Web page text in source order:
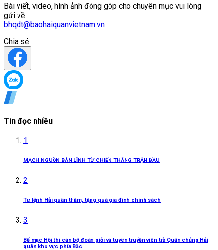
Bài viết, video, hình ảnh đóng góp cho chuyên mục vui lòng
gửi về
bhqdt@baohaiquanvietnam.vn
Chia sẻ
Tin đọc nhiều
1
MẠCH NGUỒN BẢN LĨNH TỪ CHIẾN THẮNG TRẬN ĐẦU
2
Tư lệnh Hải quân thăm, tặng quà gia đình chính sách
3
Bế mạc Hội thi cán bộ đoàn giỏi và tuyên truyền viên trẻ Quân chủng Hải
quân khu vực phía Bắc